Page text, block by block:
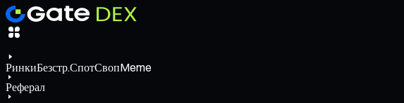
РинкиБезстр.СпотСвопMeme
Реферал